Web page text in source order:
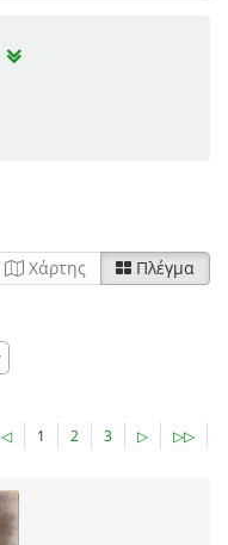
Χάρτης Πλέγμα
◁ 1 2 3 ▷ ▷▷